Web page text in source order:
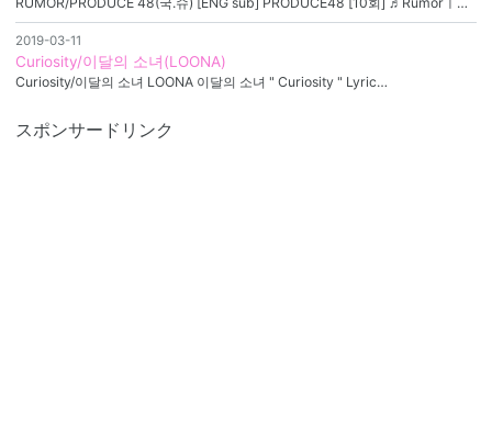
2019-03-11
Curiosity/이달의 소녀(LOONA)
Curiosity/이달의 소녀 LOONA 이달의 소녀 " Curiosity " Lyric…
スポンサードリンク